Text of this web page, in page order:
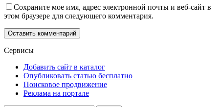
Сохраните мое имя, адрес электронной почты и веб-сайт в
этом браузере для следующего комментария.
Сервисы
Добавить сайт в каталог
Опубликовать статью бесплатно
Поисковое продвижение
Реклама на портале